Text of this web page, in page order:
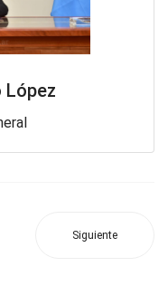
López
Siguiente